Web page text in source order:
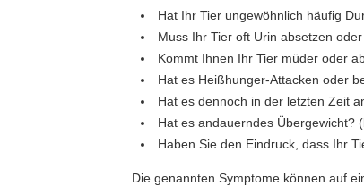
Hat Ihr Tier ungewöhnlich häufig
Muss Ihr Tier oft Urin absetzen
Kommt Ihnen Ihr Tier müder oder
Hat es Heißhunger-Attacken oder
Hat es dennoch in der letzten Zeit
Hat es andauerndes Übergewicht?
Haben Sie den Eindruck, dass Ihr
Die genannten Symptome können auf